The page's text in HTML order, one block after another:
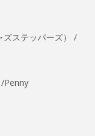
ズステッパーズ） /
Penny